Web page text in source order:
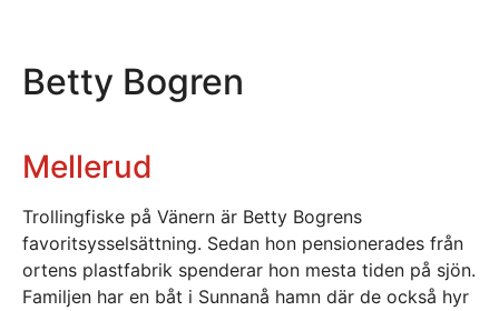
Betty Bogren
Mellerud
Trollingfiske på Vänern är Betty Bogrens
favoritsysselsättning. Sedan hon pensionerades från
ortens plastfabrik spenderar hon mesta tiden på sjön.
Familjen har en båt i Sunnanå hamn där de också hyr